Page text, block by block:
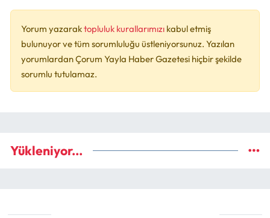
Yorum yazaraktopluluk kurallarımızı kabul etmiş
bulunuyor ve tüm sorumluluğu üstleniyorsunuz. Yazılan
yorumlardan Çorum Yayla Haber Gazetesi hiçbir şekilde
sorumlu tutulamaz.
Yükleniyor...